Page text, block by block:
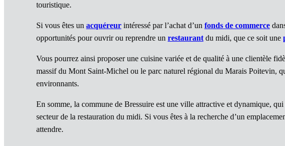
touristique.
Si vous êtes un acquéreur intéressé par l’achat d’un fonds de commerce
opportunités pour ouvrir ou reprendre un restaurant du midi, que ce soit une
Vous pourrez ainsi proposer une cuisine variée et de qualité à une clientèle
massif du Mont Saint-Michel ou le parc naturel régional du Marais Poitevin,
environnants.
En somme, la commune de Bressuire est une ville attractive et dynamique,
secteur de la restauration du midi. Si vous êtes à la recherche d’un
attendre.